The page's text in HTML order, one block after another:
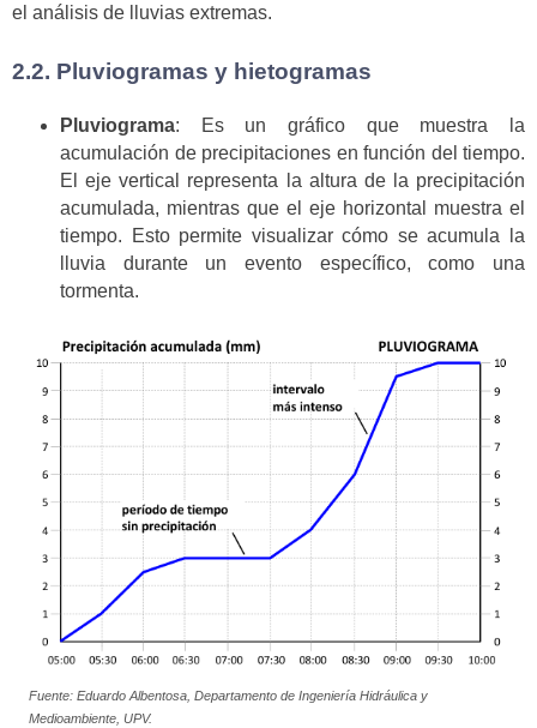
el análisis de lluvias extremas.
2.2. Pluviogramas y hietogramas
Pluviograma: Es un gráfico que muestra la
acumulación de precipitaciones en función del tiempo.
El eje vertical representa la altura de la precipitación
acumulada, mientras que el eje horizontal muestra el
tiempo. Esto permite visualizar cómo se acumula la
lluvia durante un evento específico, como una
tormenta.
Fuente: Eduardo Albentosa, Departamento de Ingeniería Hidráulica y
Medioambiente, UPV.